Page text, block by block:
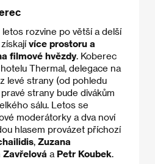
rozvine po větší a delší
více prostoru a
filmové hvězdy. Koberec
Thermal, delegace na
levé strany (od pohledu
strany bude divákům
sálu. Letos se
moderátorky a dva noví
hlasem provázet příchozí
, Zuzana
Zavřelová a Petr Koubek.